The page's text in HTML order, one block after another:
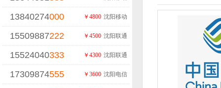
13840274000 沈阳移动
￥4800
15509887222 沈阳联通
￥4500
15524040333 沈阳联通
￥4300
17309874555 沈阳电信
￥3600